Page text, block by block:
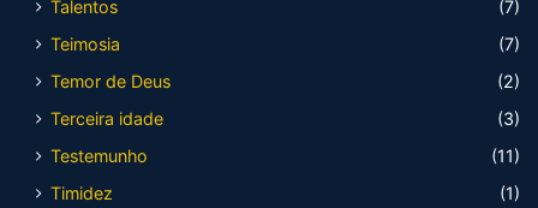
Talentos
(7)
Teimosia
(7)
Temor de Deus
(2)
Terceira idade
(3)
Testemunho
(11)
Timidez
(1)